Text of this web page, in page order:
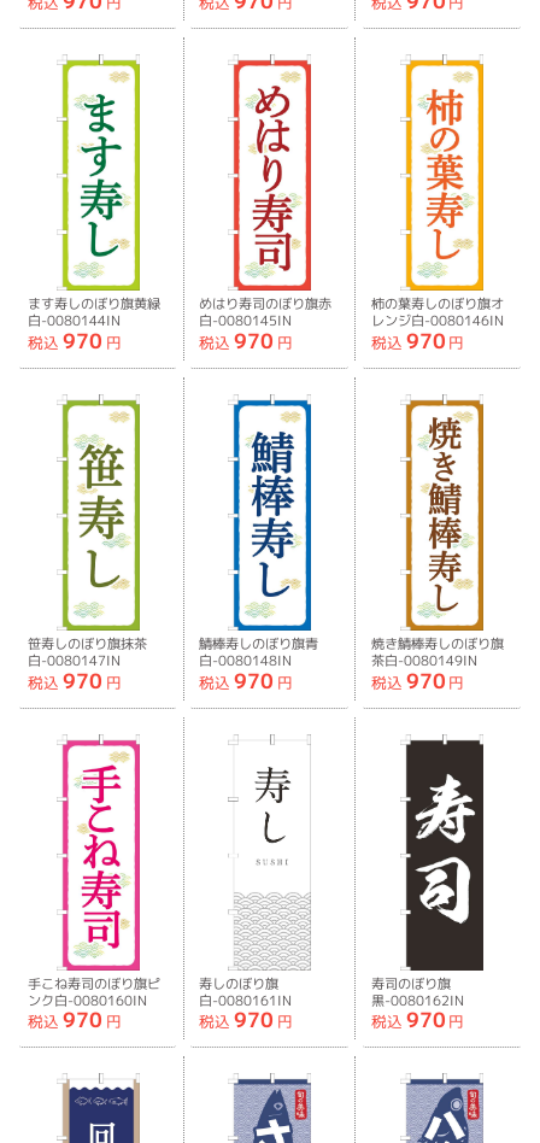
ます寿しのぼり旗黄緑
白-0080144IN
税込 970 円
めはり寿司のぼり旗赤
白-0080145IN
税込 970 円
柿の葉寿しのぼり旗オ
レンジ白-0080146IN
税込 970 円
笹寿しのぼり旗抹茶
白-0080147IN
税込 970 円
鯖棒寿しのぼり旗青
白-0080148IN
税込 970 円
焼き鯖棒寿しのぼり旗
茶白-0080149IN
税込 970 円
手こね寿司のぼり旗ピ
ンク白-0080160IN
税込 970 円
寿しのぼり旗
白-0080161IN
税込 970 円
寿司のぼり旗
黒-0080162IN
税込 970 円